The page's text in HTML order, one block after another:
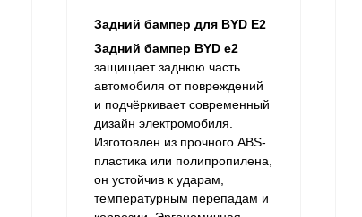
Задний бампер для BYD E2
Задний бампер BYD e2
защищает заднюю часть
автомобиля от повреждений
и подчёркивает современный
дизайн электромобиля.
Изготовлен из прочного ABS-
пластика или полипропилена,
он устойчив к ударам,
температурным перепадам и